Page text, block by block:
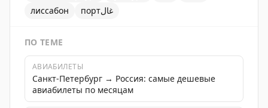
лиссабон
портغال
ПО ТЕМЕ
АВИАБИЛЕТЫ
Санкт-Петербург → Россия: самые дешевые
авиабилеты по месяцам